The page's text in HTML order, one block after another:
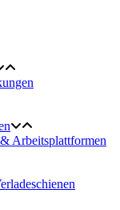
Arbeitsplattformen